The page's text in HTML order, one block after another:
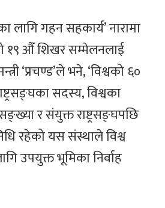
लागि गहन सहकार्य’ नारामा
१९ औँ शिखर सम्मेलनलाई
‘प्रचण्ड’ले भने, ‘विश्वको ६०
सदस्य, विश्वका
र संयुक्त राष्ट्रसङ्घपछि
रहेको यस संस्थाले विश्व
उपयुक्त भूमिका निर्वाह